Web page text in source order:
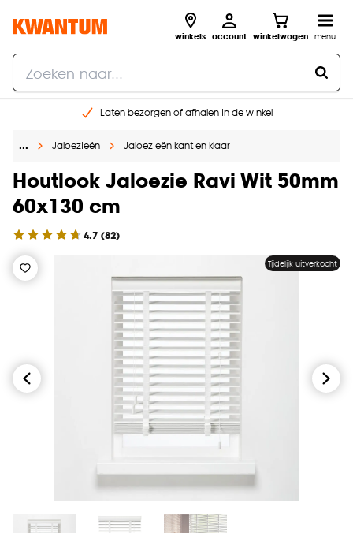
winkels account winkelwagen menu
Laten bezorgen of afhalen in de winkel
Gratis raam advies en inmeten aan huis
… Jaloezieën Jaloezieën kant en klaar
Houtlook Jaloezie Ravi Wit 50mm
60x130 cm
4.7 (82)
Tijdelijk uitverkocht